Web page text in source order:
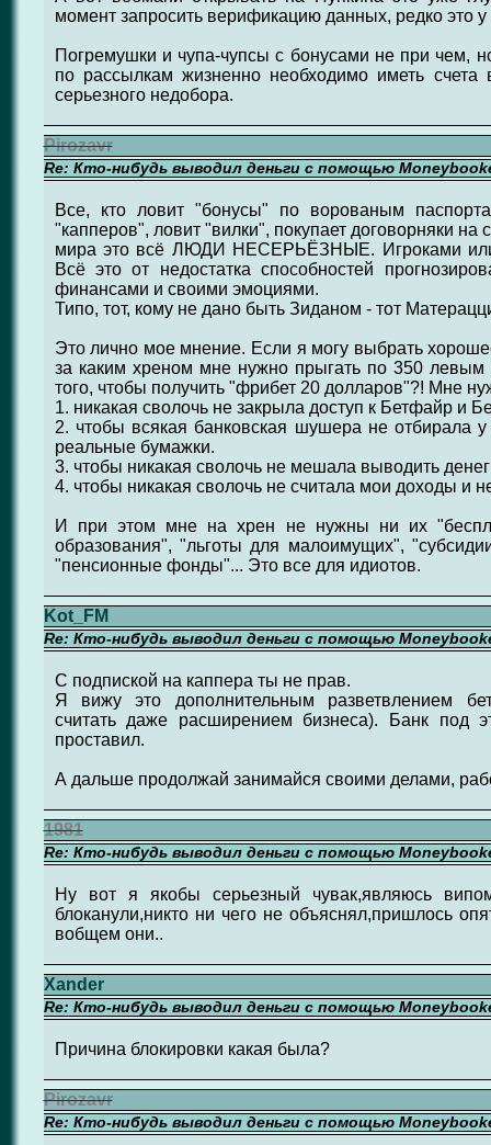
момент запросить верификацию данных, редко это
Погремушки и чупа-чупсы с бонусами не при чем,
по рассылкам жизненно необходимо иметь счета
серьезного недобора.
Pirozavr
Re: Кто-нибудь выводил деньги с помощью
Все, кто ловит "бонусы" по ворованым
"капперов", ловит "вилки", покупает договорняки на
мира это всё ЛЮДИ НЕСЕРЬЁЗНЫЕ. Игроками
Всё это от недостатка способностей
финансами и своими эмоциями.
Типо, тот, кому не дано быть Зиданом - тот
Это лично мое мнение. Если я могу выбрать
за каким хреном мне нужно прыгать по 350 левым
того, чтобы получить "фрибет 20 долларов"?! Мне
1. никакая сволочь не закрыла доступ к Бетфайр и
2. чтобы всякая банковская шушера не отбирала
реальные бумажки.
3. чтобы никакая сволочь не мешала выводить денег
4. чтобы никакая сволочь не считала мои доходы и
И при этом мне на хрен не нужны ни их
образования", "льготы для малоимущих",
"пенсионные фонды"... Это все для идиотов.
Kot_FM
Re: Кто-нибудь выводил деньги с помощью
С подпиской на каппера ты не прав.
Я вижу это дополнительным разветвлением
считать даже расширением бизнеса). Банк под
проставил.
А дальше продолжай занимайся своими делами,
1981
Re: Кто-нибудь выводил деньги с помощью
Ну вот я якобы серьезный чувак,являюсь
блоканули,никто ни чего не объяснял,пришлось
вобщем они..
Xander
Re: Кто-нибудь выводил деньги с помощью
Причина блокировки какая была?
Pirozavr
Re: Кто-нибудь выводил деньги с помощью